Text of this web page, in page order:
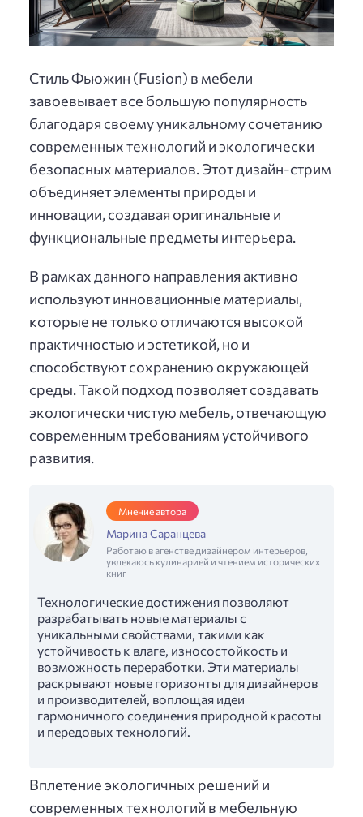
Стиль Фьюжин (Fusion) в мебели
завоевывает все большую популярность
благодаря своему уникальному сочетанию
современных технологий и экологически
безопасных материалов. Этот дизайн-стрим
объединяет элементы природы и
инновации, создавая оригинальные и
функциональные предметы интерьера.
В рамках данного направления активно
используют инновационные материалы,
которые не только отличаются высокой
практичностью и эстетикой, но и
способствуют сохранению окружающей
среды. Такой подход позволяет создавать
экологически чистую мебель, отвечающую
современным требованиям устойчивого
развития.
Мнение автора
Марина Саранцева
Работаю в агенстве дизайнером интерьеров,
увлекаюсь кулинарией и чтением исторических
книг
Технологические достижения позволяют
разрабатывать новые материалы с
уникальными свойствами, такими как
устойчивость к влаге, износостойкость и
возможность переработки. Эти материалы
раскрывают новые горизонты для дизайнеров
и производителей, воплощая идеи
гармоничного соединения природной красоты
и передовых технологий.
Вплетение экологичных решений и
современных технологий в мебельную